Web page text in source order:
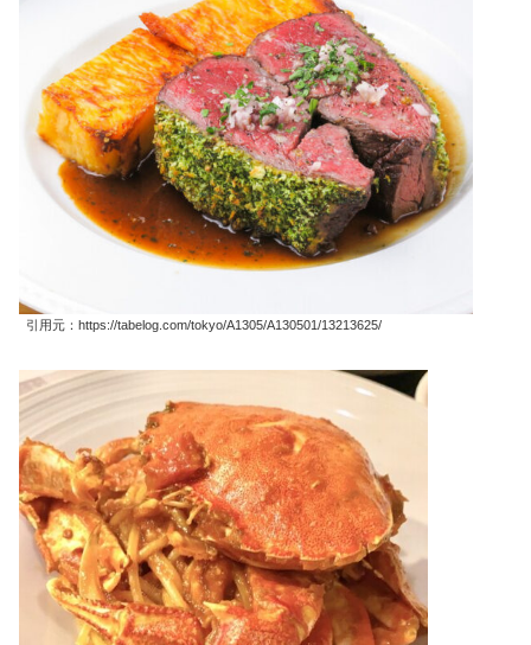
引用元：https://tabelog.com/tokyo/A1305/A130501/13213625/